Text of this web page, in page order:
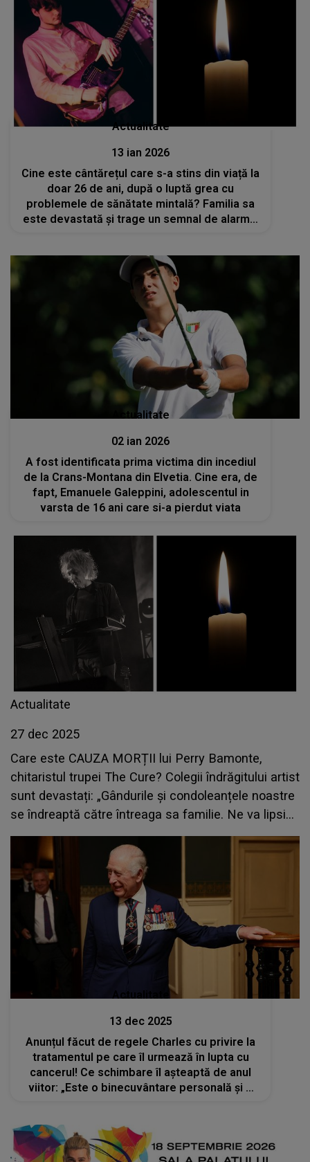
Actualitate
13 ian 2026
Cine este cântărețul care s-a stins din viață la
doar 26 de ani, după o luptă grea cu
problemele de sănătate mintală? Familia sa
este devastată și trage un semnal de alarmă:
Actualitate
02 ian 2026
A fost identificata prima victima din incediul
de la Crans-Montana din Elvetia. Cine era, de
fapt, Emanuele Galeppini, adolescentul in
varsta de 16 ani care si-a pierdut viata
Actualitate
27 dec 2025
Care este CAUZA MORȚII lui Perry Bamonte,
chitaristul trupei The Cure? Colegii îndrăgitului artist
sunt devastați: „Gândurile și condoleanțele noastre
se îndreaptă către întreaga sa familie. Ne va lipsi
foarte mult”
Actualitate
13 dec 2025
Anunțul făcut de regele Charles cu privire la
tratamentul pe care îl urmează în lupta cu
cancerul! Ce schimbare îl așteaptă de anul
viitor: „Este o binecuvântare personală și o